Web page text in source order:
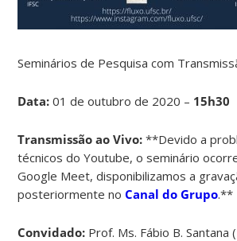
Seminários de Pesquisa com
Data: 01 de outubro de 2020 – 15h30
Transmissão ao Vivo: **Devido a
técnicos do Youtube, o seminário
Google Meet, disponibilizamos a
posteriormente noCanal do Grupo.**
Convidado: Prof. Ms. Fábio B. Santana